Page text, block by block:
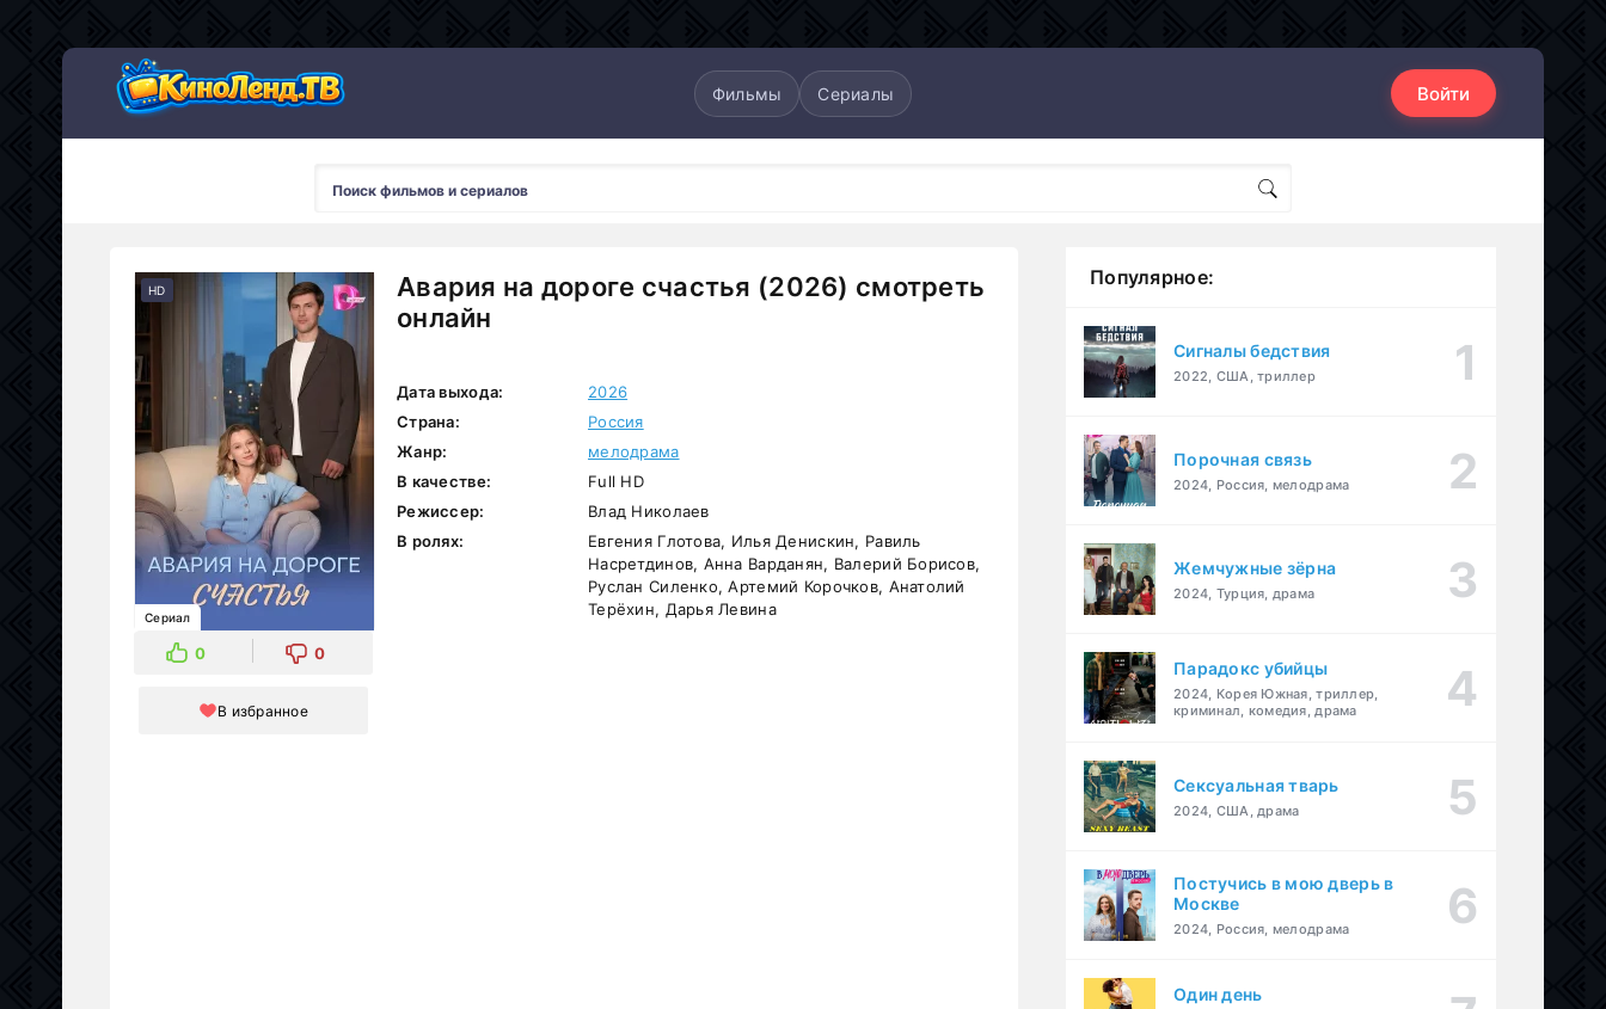
Фильмы Сериалы Войти
Авария на дороге счастья (2026) смотреть
онлайн
HD
Сериал
0 0
В избранное
Дата выхода:
2026
Страна:
Россия
Жанр:
мелодрама
В качестве:
Full HD
Режиссер:
Влад Николаев
В ролях:
Евгения Глотова, Илья Денискин, Равиль
Насретдинов, Анна Варданян, Валерий Борисов,
Руслан Силенко, Артемий Корочков, Анатолий
Терёхин, Дарья Левина
Популярное:
Сигналы бедствия
2022, США, триллер
Порочная связь
2024, Россия, мелодрама
Жемчужные зёрна
2024, Турция, драма
Парадокс убийцы
2024, Корея Южная, триллер,
криминал, комедия, драма
Сексуальная тварь
2024, США, драма
Постучись в мою дверь в
Москве
2024, Россия, мелодрама
Один день